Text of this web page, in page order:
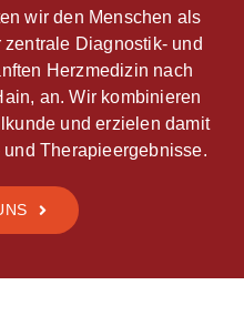
wir den Menschen als
Diagnostik- und
Herzmedizin nach
an. Wir kombinieren
und erzielen damit
Therapieergebnisse.